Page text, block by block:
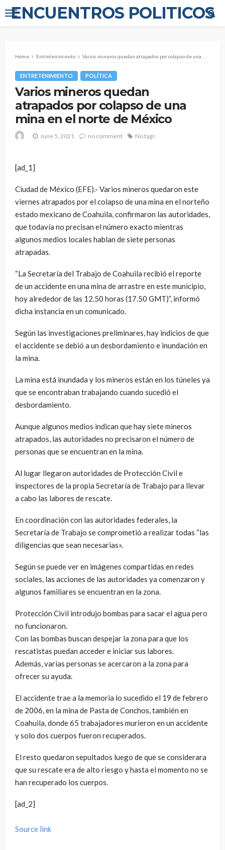
ENCUENTROS POLITICOS
Home Entretenimiento Varios mineros quedan atrapados por colapso de una mina en el norte de México
ENTRETENIMIENTO POLÍTICA
Varios mineros quedan
atrapados por colapso de una
mina en el norte de México
June 5, 2021 no comment No tags
[ad_1]
Ciudad de México (EFE).- Varios mineros quedaron este
viernes atrapados por el colapso de una mina en el norteño
estado mexicano de Coahuila, confirmaron las autoridades,
que todavía no precisan el número exacto mientras
algunos medios locales hablan de siete personas
atrapadas.
“La Secretaría del Trabajo de Coahuila recibió el reporte
de un accidente en una mina de arrastre en este municipio,
hoy alrededor de las 12.50 horas (17.50 GMT)”, informó
dicha instancia en un comunicado.
Según las investigaciones preliminares, hay indicios de que
el accidente se debió a un desbordamiento e inundación en
la mina.
La mina está inundada y los mineros están en los túneles ya
que se encontraban trabajando cuando sucedió el
desbordamiento.
Aunque algunos medios indican que hay siete mineros
atrapados, las autoridades no precisaron el número de
personas que se encuentran en la mina.
Al lugar llegaron autoridades de Protección Civil e
inspectores de la propia Secretaría de Trabajo para llevar
a cabo las labores de rescate.
En coordinación con las autoridades federales, la
Secretaría de Trabajo se comprometió a realizar todas “las
diligencias que sean necesarias».
Según se puede ver en imágenes compartidas en redes
sociales, las acciones de las autoridades ya comenzaron y
algunos familiares se encuentran en la zona.
Protección Civil introdujo bombas para sacar el agua pero
no funcionaron.
Con las bombas buscan despejar la zona para que los
rescatistas puedan acceder e iniciar sus labores.
Además, varias personas se acercaron a la zona para
ofrecer su ayuda.
El accidente trae a la memoria lo sucedido el 19 de febrero
de 2006, en la mina de Pasta de Conchos, también en
Coahuila, donde 65 trabajadores murieron en un accidente
y solo dos cuerpos fueron recuperados.
El resto quedaron sepultados luego de que se considerara
que su rescate era de alto riesgo y hasta el momento no se
han recuperado los cuerpos.
[ad_2]
Source link